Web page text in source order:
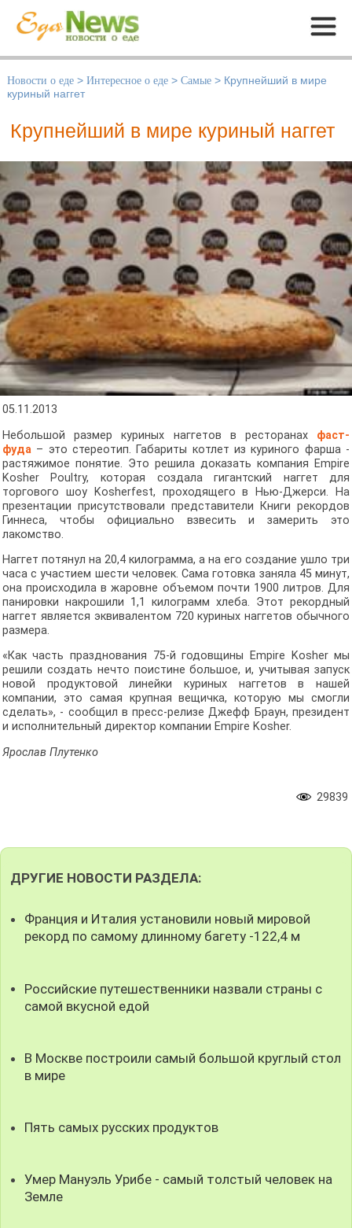
Меню
Новости о еде > Интересное о еде > Самые > Крупнейший в мире
куриный наггет
Крупнейший в мире куриный наггет
05.11.2013
Небольшой размер куриных наггетов в ресторанах фаст-
фуда– это стереотип. Габариты котлет из куриного фарша -
растяжимое понятие. Это решила доказать компания Empire
Kosher Poultry, которая создала гигантский наггет для
торгового шоу Kosherfest, проходящего в Нью-Джерси. На
презентации присутствовали представители Книги рекордов
Гиннеса, чтобы официально взвесить и замерить это
лакомство.
Наггет потянул на 20,4 килограмма, а на его создание ушло три
часа с участием шести человек. Сама готовка заняла 45 минут,
она происходила в жаровне объемом почти 1900 литров. Для
панировки накрошили 1,1 килограмм хлеба. Этот рекордный
наггет является эквивалентом 720 куриных наггетов обычного
размера.
«Как часть празднования 75-й годовщины Empire Kosher мы
решили создать нечто поистине большое, и, учитывая запуск
новой продуктовой линейки куриных наггетов в нашей
компании, это самая крупная вещичка, которую мы смогли
сделать», - сообщил в пресс-релизе Джефф Браун, президент
и исполнительный директор компании Empire Kosher.
Ярослав Плутенко
29839
ДРУГИЕ НОВОСТИ РАЗДЕЛА:
Франция и Италия установили новый мировой
рекорд по самому длинному багету -122,4 м
Российские путешественники назвали страны с
самой вкусной едой
В Москве построили самый большой круглый стол
в мире
Пять самых русских продуктов
Умер Мануэль Урибе - самый толстый человек на
Земле